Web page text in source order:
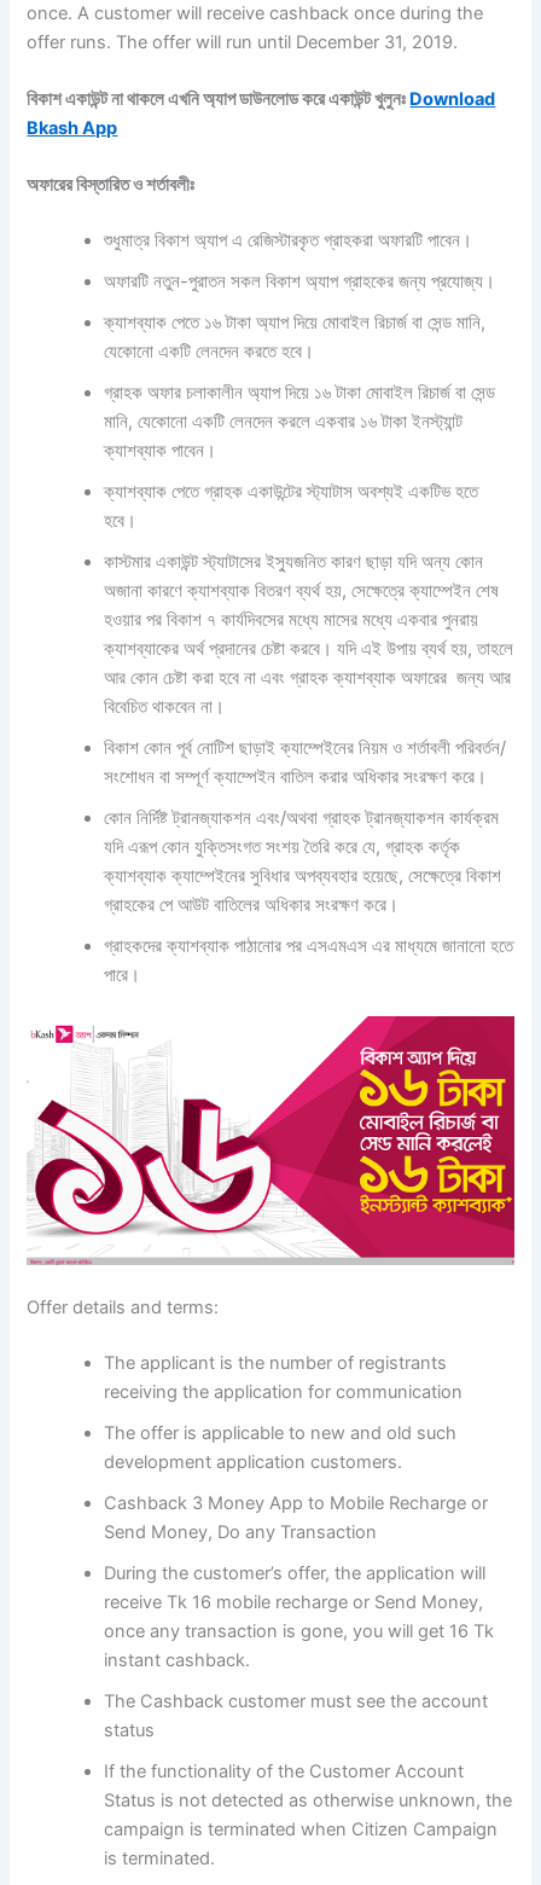
once. A customer will receive cashback once during the
offer runs. The offer will run until December 31, 2019.
বিকাশ একাউন্ট না থাকলে এখনি অ্যাপ ডাউনলোড করে একাউন্ট খুলুনঃ Download
Bkash App
অফারের বিস্তারিত ও শর্তাবলীঃ
শুধুমাত্র বিকাশ অ্যাপ এ রেজিস্টারকৃত গ্রাহকরা অফারটি পাবেন।
অফারটি নতুন-পুরাতন সকল বিকাশ অ্যাপ গ্রাহকের জন্য প্রযোজ্য।
ক্যাশব্যাক পেতে ১৬ টাকা অ্যাপ দিয়ে মোবাইল রিচার্জ বা সেন্ড মানি,
যেকোনো একটি লেনদেন করতে হবে।
গ্রাহক অফার চলাকালীন অ্যাপ দিয়ে ১৬ টাকা মোবাইল রিচার্জ বা সেন্ড
মানি, যেকোনো একটি লেনদেন করলে একবার ১৬ টাকা ইনস্ট্যান্ট
ক্যাশব্যাক পাবেন।
ক্যাশব্যাক পেতে গ্রাহক একাউন্টের স্ট্যাটাস অবশ্যই একটিভ হতে
হবে।
কাস্টমার একাউন্ট স্ট্যাটাসের ইস্যুজনিত কারণ ছাড়া যদি অন্য কোন
অজানা কারণে ক্যাশব্যাক বিতরণ ব্যর্থ হয়, সেক্ষেত্রে ক্যাম্পেইন শেষ
হওয়ার পর বিকাশ ৭ কার্যদিবসের মধ্যে মাসের মধ্যে একবার পুনরায়
ক্যাশব্যাকের অর্থ প্রদানের চেষ্টা করবে। যদি এই উপায় ব্যর্থ হয়, তাহলে
আর কোন চেষ্টা করা হবে না এবং গ্রাহক ক্যাশব্যাক অফারের জন্য আর
বিবেচিত থাকবেন না।
বিকাশ কোন পূর্ব নোটিশ ছাড়াই ক্যাম্পেইনের নিয়ম ও শর্তাবলী পরিবর্তন/
সংশোধন বা সম্পূর্ণ ক্যাম্পেইন বাতিল করার অধিকার সংরক্ষণ করে।
কোন নির্দিষ্ট ট্রানজ্যাকশন এবং/অথবা গ্রাহক ট্রানজ্যাকশন কার্যক্রম
যদি এরূপ কোন যুক্তিসংগত সংশয় তৈরি করে যে, গ্রাহক কর্তৃক
ক্যাশব্যাক ক্যাম্পেইনের সুবিধার অপব্যবহার হয়েছে, সেক্ষেত্রে বিকাশ
গ্রাহকের পে আউট বাতিলের অধিকার সংরক্ষণ করে।
গ্রাহকদের ক্যাশব্যাক পাঠানোর পর এসএমএস এর মাধ্যমে জানানো হতে
পারে।
Offer details and terms:
The applicant is the number of registrants
receiving the application for communication
The offer is applicable to new and old such
development application customers.
Cashback 3 Money App to Mobile Recharge or
Send Money, Do any Transaction
During the customer’s offer, the application will
receive Tk 16 mobile recharge or Send Money,
once any transaction is gone, you will get 16 Tk
instant cashback.
The Cashback customer must see the account
status
If the functionality of the Customer Account
Status is not detected as otherwise unknown, the
campaign is terminated when Citizen Campaign
is terminated.